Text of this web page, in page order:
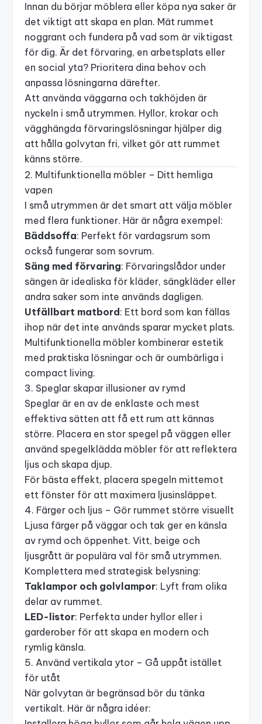
Innan du börjar möblera eller köpa nya saker är
det viktigt att skapa en plan. Mät rummet
noggrant och fundera på vad som är viktigast
för dig. Är det förvaring, en arbetsplats eller
en social yta? Prioritera dina behov och
anpassa lösningarna därefter.
Att använda väggarna och takhöjden är
nyckeln i små utrymmen. Hyllor, krokar och
vägghängda förvaringslösningar hjälper dig
att hålla golvytan fri, vilket gör att rummet
känns större.
2. Multifunktionella möbler – Ditt hemliga
vapen
I små utrymmen är det smart att välja möbler
med flera funktioner. Här är några exempel:
Bäddsoffa: Perfekt för vardagsrum som
också fungerar som sovrum.
Säng med förvaring: Förvaringslådor under
sängen är idealiska för kläder, sängkläder eller
andra saker som inte används dagligen.
Utfällbart matbord : Ett bord som kan fällas
ihop när det inte används sparar mycket plats.
Multifunktionella möbler kombinerar estetik
med praktiska lösningar och är oumbärliga i
compact living.
3. Speglar skapar illusioner av rymd
Speglar är en av de enklaste och mest
effektiva sätten att få ett rum att kännas
större. Placera en stor spegel på väggen eller
använd spegelklädda möbler för att reflektera
ljus och skapa djup.
För bästa effekt, placera spegeln mittemot
ett fönster för att maximera ljusinsläppet.
4. Färger och ljus – Gör rummet större visuellt
Ljusa färger på väggar och tak ger en känsla
av rymd och öppenhet. Vitt, beige och
ljusgrått är populära val för små utrymmen.
Komplettera med strategisk belysning:
Taklampor och golvlampor: Lyft fram olika
delar av rummet.
LED-listor: Perfekta under hyllor eller i
garderober för att skapa en modern och
rymlig känsla.
5. Använd vertikala ytor – Gå uppåt istället
för utåt
När golvytan är begränsad bör du tänka
vertikalt. Här är några idéer: